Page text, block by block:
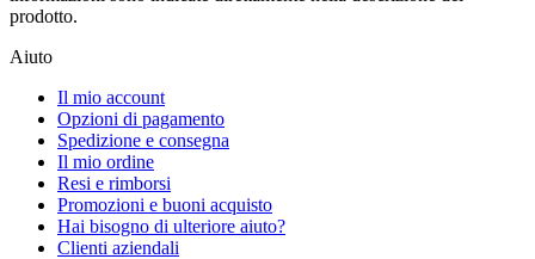
prodotto.
Aiuto
Il mio account
Opzioni di pagamento
Spedizione e consegna
Il mio ordine
Resi e rimborsi
Promozioni e buoni acquisto
Hai bisogno di ulteriore aiuto?
Clienti aziendali